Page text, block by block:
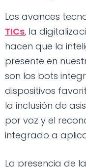
Los avances
TICs, la
hacen que la
presente en
son los bots
dispositivos
la inclusión de
por voz y el
integrado a
La presencia de